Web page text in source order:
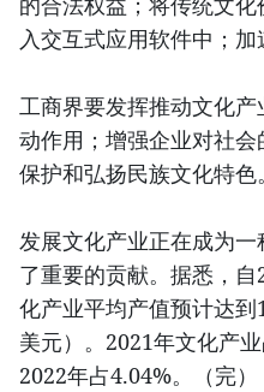
入交互式应用软件中；加
工商界要发挥推动文化
动作用；增强企业对社会
保护和弘扬民族文化特色。
发展文化产业正在成为
了重要的贡献。据悉，
化产业平均产值预计达
美元）。2021年文化产
2022年占4.04%。（完）